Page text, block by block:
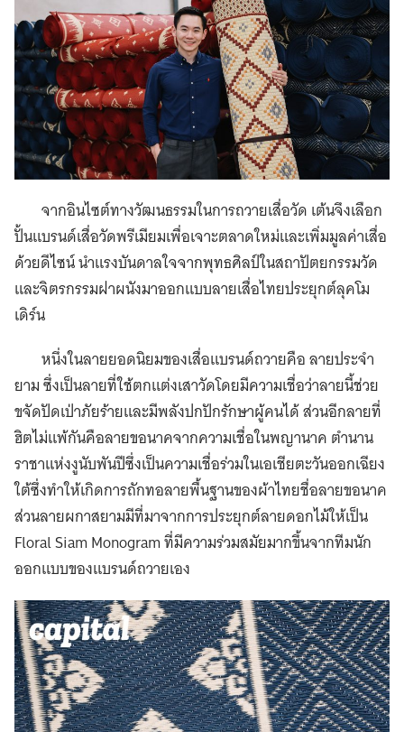
จากอินไซต์ทางวัฒนธรรมในการถวายเสื่อวัด เต้นจึงเลือก
ปั้นแบรนด์เสื่อวัดพรีเมียมเพื่อเจาะตลาดใหม่และเพิ่มมูลค่าเสื่อ
ด้วยดีไซน์ นำแรงบันดาลใจจากพุทธศิลป์ในสถาปัตยกรรมวัด
และจิตรกรรมฝาผนังมาออกแบบลายเสื่อไทยประยุกต์ลุคโม
เดิร์น
หนึ่งในลายยอดนิยมของเสื่อแบรนด์ถวายคือ ลายประจำ
ยาม ซึ่งเป็นลายที่ใช้ตกแต่งเสาวัดโดยมีความเชื่อว่าลายนี้ช่วย
ขจัดปัดเป่าภัยร้ายและมีพลังปกปักรักษาผู้คนได้ ส่วนอีกลายที่
ฮิตไม่แพ้กันคือลายขอนาคจากความเชื่อในพญานาค ตำนาน
ราชาแห่งงูนับพันปีซึ่งเป็นความเชื่อร่วมในเอเชียตะวันออกเฉียง
ใต้ซึ่งทำให้เกิดการถักทอลายพื้นฐานของผ้าไทยชื่อลายขอนาค
ส่วนลายผกาสยามมีที่มาจากการประยุกต์ลายดอกไม้ให้เป็น
Floral Siam Monogram ที่มีความร่วมสมัยมากขึ้นจากทีมนัก
ออกแบบของแบรนด์ถวายเอง